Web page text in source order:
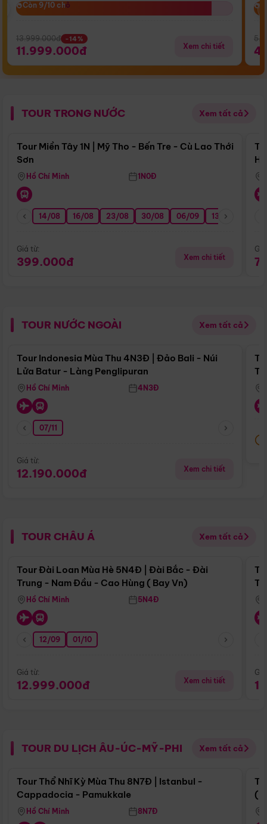
Còn 9/10 chỗ
Còn 9/10 chỗ
13.999.000đ -14%
11.999.000đ Xem chi tiết
TOUR TRONG NƯỚC Xem tất cả
Điểm nổi bật
Tour Miền Tây 1N | Mỹ Tho - Bến Tre - Cù Lao Thới
Sơn
Hồ Chí Minh 1N0Đ
14/08 16/08 23/08 30/08 06/09 13/09
Giá từ:
399.000đ Xem chi tiết
TOUR NƯỚC NGOÀI Xem tất cả
Điểm nổi bật
Tour Indonesia Mùa Thu 4N3Đ | Đảo Bali - Núi
Lửa Batur - Làng Penglipuran
Hồ Chí Minh 4N3Đ
07/11
Giá từ:
12.190.000đ Xem chi tiết
TOUR CHÂU Á Xem tất cả
Điểm nổi bật
Tour Đài Loan Mùa Hè 5N4Đ | Đài Bắc - Đài
Trung - Nam Đầu - Cao Hùng ( Bay Vn)
Hồ Chí Minh 5N4Đ
12/09 01/10
Giá từ:
12.999.000đ Xem chi tiết
TOUR DU LỊCH ÂU-ÚC-MỸ-PHI Xem tất cả
Điểm nổi bật
Tour Thổ Nhĩ Kỳ Mùa Thu 8N7Đ | Istanbul -
Cappadocia - Pamukkale
Hồ Chí Minh 8N7Đ